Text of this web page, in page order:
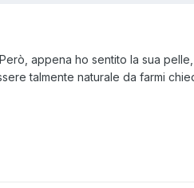
appena ho sentito la sua
talmente naturale da farmi